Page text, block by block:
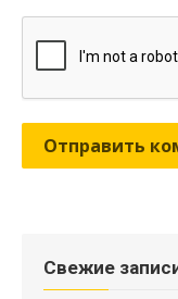
Свежие